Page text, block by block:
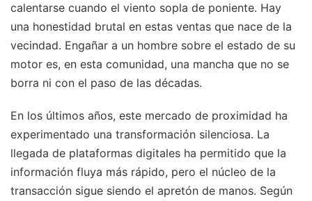
calentarse cuando el viento sopla de poniente. Hay
una honestidad brutal en estas ventas que nace de la
vecindad. Engañar a un hombre sobre el estado de su
motor es, en esta comunidad, una mancha que no se
borra ni con el paso de las décadas.
En los últimos años, este mercado de proximidad ha
experimentado una transformación silenciosa. La
llegada de plataformas digitales ha permitido que la
información fluya más rápido, pero el núcleo de la
transacción sigue siendo el apretón de manos. Según